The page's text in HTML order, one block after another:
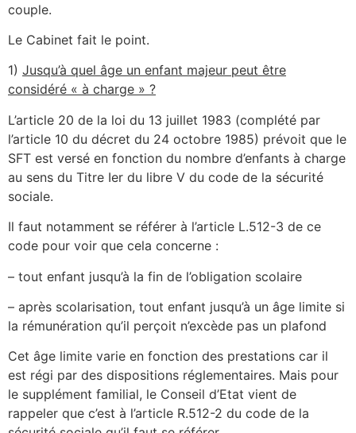
couple.
Le Cabinet fait le point.
1) Jusqu’à quel âge un enfant majeur peut être
considéré « à charge » ?
L’article 20 de la loi du 13 juillet 1983 (complété par
l’article 10 du décret du 24 octobre 1985) prévoit que le
SFT est versé en fonction du nombre d’enfants à charge
au sens du Titre Ier du libre V du code de la sécurité
sociale.
Il faut notamment se référer à l’article L.512-3 de ce
code pour voir que cela concerne :
– tout enfant jusqu’à la fin de l’obligation scolaire
– après scolarisation, tout enfant jusqu’à un âge limite si
la rémunération qu’il perçoit n’excède pas un plafond
Cet âge limite varie en fonction des prestations car il
est régi par des dispositions réglementaires. Mais pour
le supplément familial, le Conseil d’Etat vient de
rappeler que c’est à l’article R.512-2 du code de la